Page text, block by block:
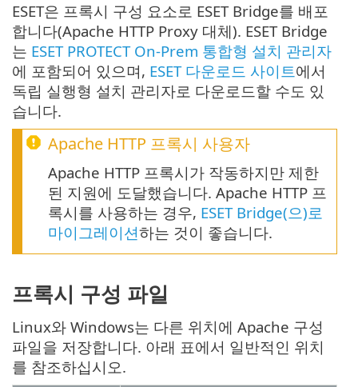
ESET은 프록시 구성 요소로 ESET Bridge를 배포
합니다(Apache HTTP Proxy 대체). ESET Bridge
는 ESET PROTECT On-Prem 통합형 설치 관리자
에 포함되어 있으며, ESET 다운로드 사이트에서
독립 실행형 설치 관리자로 다운로드할 수도 있
습니다.
Apache HTTP 프록시 사용자
Apache HTTP 프록시가 작동하지만 제한
된 지원에 도달했습니다. Apache HTTP 프
록시를 사용하는 경우, ESET Bridge(으)로
마이그레이션하는 것이 좋습니다.
프록시 구성 파일
Linux와 Windows는 다른 위치에 Apache 구성
파일을 저장합니다. 아래 표에서 일반적인 위치
를 참조하십시오.